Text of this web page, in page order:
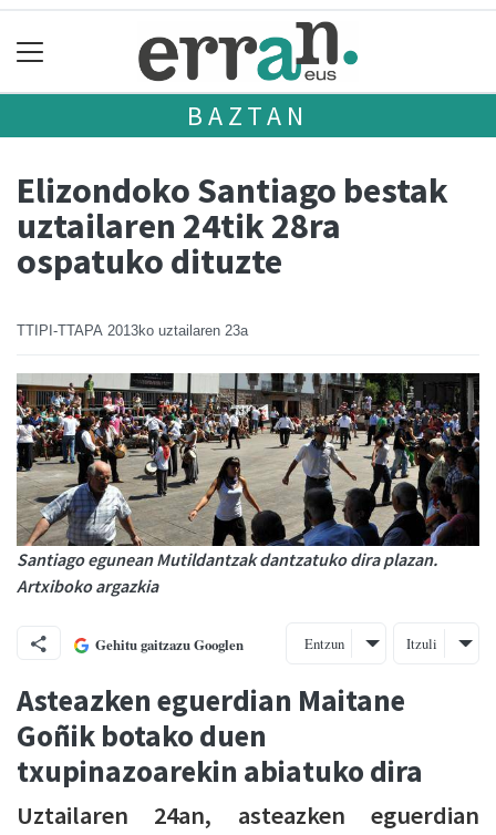
BAZTAN
Elizondoko Santiago bestak
uztailaren 24tik 28ra
ospatuko dituzte
TTIPI-TTAPA 2013ko uztailaren 23a
Santiago egunean Mutildantzak dantzatuko dira plazan.
Artxiboko argazkia
Gehitu gaitzazu Googlen Entzun Itzuli
Asteazken eguerdian Maitane
Goñik botako duen
txupinazoarekin abiatuko dira
Uztailaren 24an, asteazken eguerdian